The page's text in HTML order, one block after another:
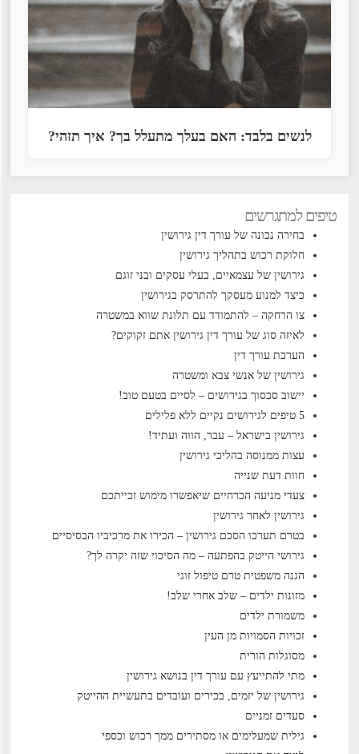
לנשים בלבד: האם בעלך מתעלל בך? איך תזהי?
טיפים למתגרשים
בחירה נכונה של עורך דין גירושין
חלוקת רכוש בתהליך גירושין
גירושין של עצמאיים, בעלי עסקים ובני זוגם
כיצד למנוע מעסקך להתרסק בגירושין
צו הרחקה – להתמודד עם תלונת שווא במשטרה
לאיזה סוג של עורך דין גירושין אתם זקוקים?
הערכת עורך דין
גירושין של אנשי צבא ומשטרה
יישוב סכסוך בגירושים – לסיים בטעם טוב!
5 טיפים לגירושים נקיים ללא פלילים
גירושין בישראל – עבר, הווה ועתיד!
עצות ממנוסה בהליכי גירושין
חוות דעת שנייה
צעדי מניעה הכרחיים שיאפשרו מימוש זכייתכם
גירושין לאחר גירושין
בטרם תערכו הסכם גירושין – הכירו את מרכיביו הבסיסיים
גירושי הייטק בהפתעה – מה הסיכוי שזה יקרה לך?
הגנה משפטית טרם טיפול זוגי
מזונות ילדים – שלב אחרי שלב!
משמורת ילדים
זכויות הסמויות מן העין
מסוגלות הורית
מתי להתייעץ עם עורך דין בנושא גירושין
גירושין של יזמים, בכירים ועובדים בתעשיית ההייטק
סעדים זמניים
גילית שמעלימים או מסתירים ממך רכוש וכספי